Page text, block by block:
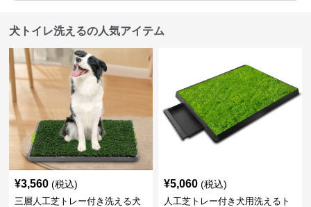
犬トイレ洗えるの人気アイテム
¥3,560 (税込)
三層人工芝トレー付き洗える犬
¥5,060 (税込)
人工芝トレー付き犬用洗えるト